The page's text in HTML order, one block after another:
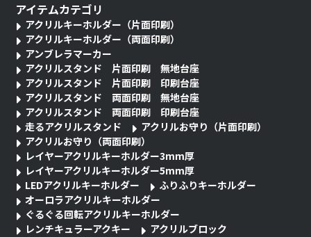
アイテムカテゴリ
アクリルキーホルダー（片面印刷）
アクリルキーホルダー（両面印刷）
アンブレラマーカー
アクリルスタンド 片面印刷 無地台座
アクリルスタンド 片面印刷 印刷台座
アクリルスタンド 両面印刷 無地台座
アクリルスタンド 両面印刷 印刷台座
走るアクリルスタンド
アクリルお守り（片面印刷）
アクリルお守り（両面印刷）
レイヤーアクリルキーホルダー3mm厚
レイヤーアクリルキーホルダー5mm厚
LEDアクリルキーホルダー
ふりふりキーホルダー
オーロラアクリルキーホルダー
ぐるぐる回転アクリルキーホルダー
レンチキュラーアクキー
アクリルブロック